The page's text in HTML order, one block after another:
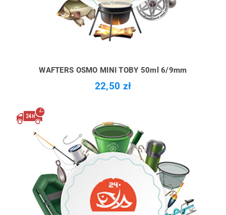
WAFTERS OSMO MINI TOBY 50ml 6/9mm
22,50 zł